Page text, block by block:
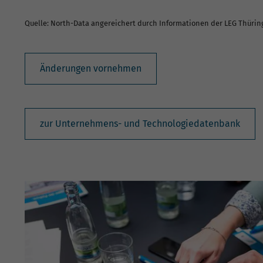
Quelle: North-Data angereichert durch Informationen der LEG
Änderungen vornehmen
zur Unternehmens- und Technologiedatenbank